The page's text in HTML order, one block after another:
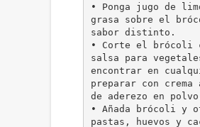
• Ponga jugo de
grasa sobre el
sabor distinto.
• Corte el brócoli
salsa para
encontrar en
preparar con
de aderezo en
• Añada brócoli y
pastas, huevos y